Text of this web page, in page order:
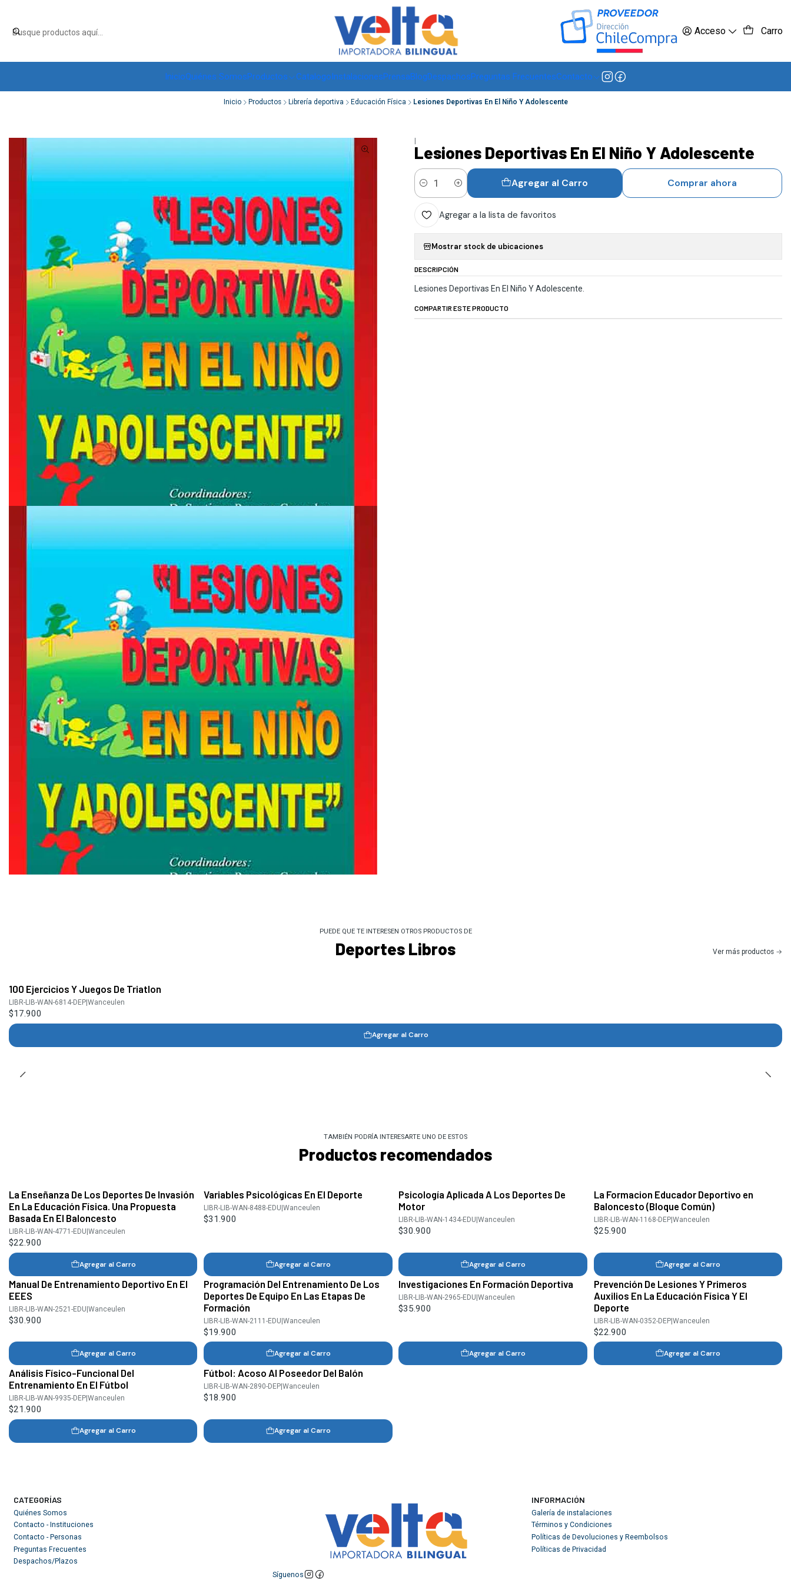
Acceso Carro
InicioQuiénes SomosProductos CatalogoInstalacionesPrensaBlogDespachosPreguntas FrecuentesContacto
Envíos a todo Chile, RM de 1 a 3 días hábiles, regiones -
Inicio Productos Librería deportiva Educación Física Lesiones Deportivas En El Niño Y Adolescente
|
Lesiones Deportivas En El Niño Y Adolescente
Cantidad Agregar al Carro Comprar ahora
Agregar a la lista de favoritos
Mostrar stock de ubicaciones
DESCRIPCIÓN
Lesiones Deportivas En El Niño Y Adolescente.
COMPARTIR ESTE PRODUCTO
PUEDE QUE TE INTERESEN OTROS PRODUCTOS DE
Deportes Libros Ver más productos
100 Ejercicios Y Juegos De Triatlon
LIBR-LIB-WAN-6814-DEP| Wanceulen
$17.900
Agregar al Carro
TAMBIÉN PODRÍA INTERESARTE UNO DE ESTOS
Productos recomendados
La Enseñanza De Los Deportes De Invasión
En La Educación Física. Una Propuesta
Basada En El Baloncesto
LIBR-LIB-WAN-4771-EDU Wanceulen
$22.900
Agregar al Carro
Variables Psicológicas En El Deporte
LIBR-LIB-WAN-8488-EDU Wanceulen
$31.900
Agregar al Carro
Psicología Aplicada A Los Deportes De
Motor
LIBR-LIB-WAN-1434-EDU |Wanceulen
$30.900
Agregar al Carro
La Formacion Educador Deportivo en
Baloncesto (Bloque Común)
LIBR-LIB-WAN-1168-DEP| Wanceulen
$25.900
Agregar al Carro
Manual De Entrenamiento Deportivo En El
EEES
LIBR-LIB-WAN-2521-EDU|Wanceulen
$30.900
Agregar al Carro
Programación Del Entrenamiento De Los
Deportes De Equipo En Las Etapas De
Formación
LIBR-LIB-WAN-2111-EDU|Wanceulen
$19.900
Agregar al Carro
Investigaciones En Formación Deportiva
LIBR-LIB-WAN-2965-EDU|Wanceulen
$35.900
Agregar al Carro
Prevención De Lesiones Y Primeros
Auxilios En La Educación Física Y El
Deporte
LIBR-LIB-WAN-0352-DEP|Wanceulen
$22.900
Agregar al Carro
Análisis Físico-Funcional Del
Entrenamiento En El Fútbol
LIBR-LIB-WAN-9935-DEP| Wanceulen
$21.900
Agregar al Carro
Fútbol: Acoso Al Poseedor Del Balón
LIBR-LIB-WAN-2890-DEP| Wanceulen
$18.900
Agregar al Carro
CATEGORÍAS
Quiénes Somos
Contacto - Instituciones
Contacto - Personas
Preguntas Frecuentes
Despachos/Plazos
Síguenos
INFORMACIÓN
Galería de instalaciones
Términos y Condiciones
Políticas de Devoluciones y Reembolsos
Políticas de Privacidad